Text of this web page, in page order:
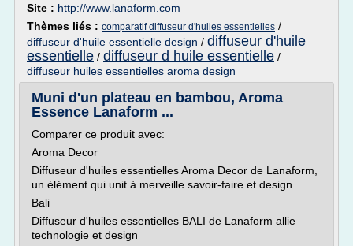
Site : http://www.lanaform.com
Thèmes liés : comparatif diffuseur d'huiles essentielles /
diffuseur d'huile essentielle design / diffuseur d'huile
essentielle / diffuseur d huile essentielle /
diffuseur huiles essentielles aroma design
Muni d'un plateau en bambou, Aroma
Essence Lanaform ...
Comparer ce produit avec:
Aroma Decor
Diffuseur d'huiles essentielles Aroma Decor de Lanaform,
un élément qui unit à merveille savoir-faire et design
Bali
Diffuseur d'huiles essentielles BALI de Lanaform allie
technologie et design